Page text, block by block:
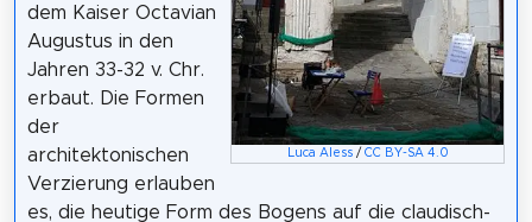
Luca Aless/ CC BY-SA 4.0
dem Kaiser Octavian
Augustus in den
Jahren 33-32 v. Chr.
erbaut. Die Formen
der
architektonischen
Verzierung erlauben
es, die heutige Form des Bogens auf die claudisch-